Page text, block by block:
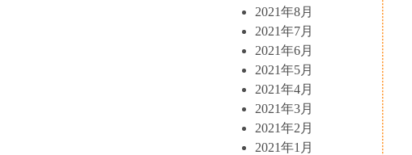
2021年8月
2021年7月
2021年6月
2021年5月
2021年4月
2021年3月
2021年2月
2021年1月